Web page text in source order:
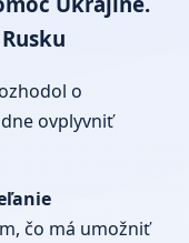
o
ovplyvniť
čo má umožniť